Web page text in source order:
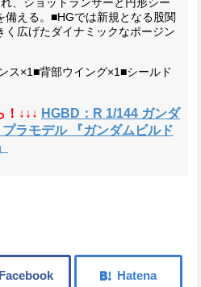
える。 ■HGでは新規となる股関
く広げたダイナミックなポージン
ス×1■背部ウイング×1■シールド
！↓↓↓ HGBD：R 1/144 ガンダ
ラモデル 『ガンダムビルド